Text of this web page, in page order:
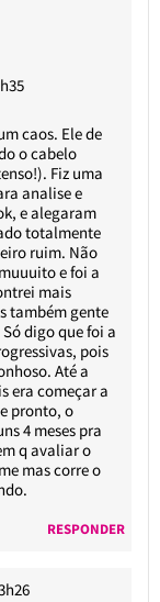
caos. Ele de
o cabelo
Fiz uma
analise e
e alegaram
totalmente
ruim. Não
e foi a
mais
também gente
digo que foi a
pois
Até a
era começar a
pronto, o
4 meses pra
q avaliar o
mas corre o
RESPONDER